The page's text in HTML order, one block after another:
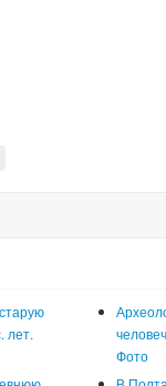
лет.
Фото